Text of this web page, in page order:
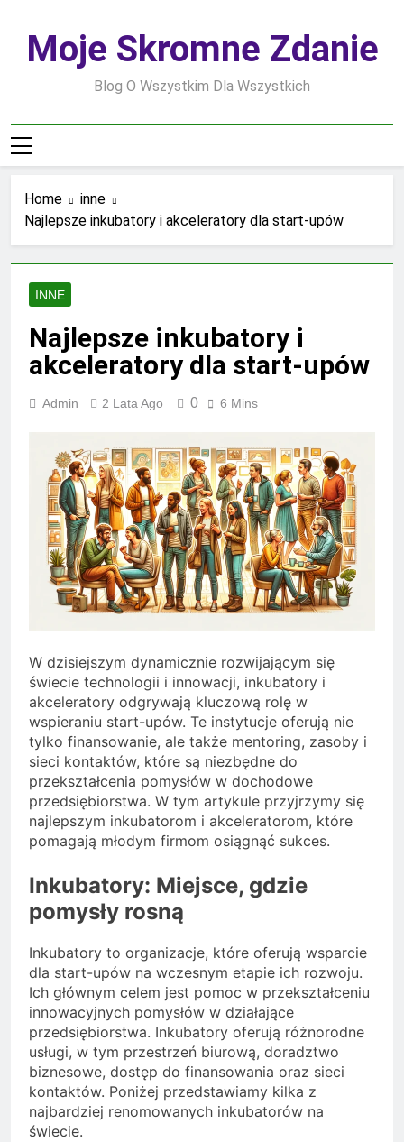
contentMoje Skromne Zdanie
Blog O Wszystkim Dla Wszystkich
Home
inne
Najlepsze inkubatory i akceleratory dla start-upów
INNE
Najlepsze inkubatory i
akceleratory dla start-upów
Admin 2 Lata Ago 0 6 Mins
W dzisiejszym dynamicznie rozwijającym się
świecie technologii i innowacji, inkubatory i
akceleratory odgrywają kluczową rolę w
wspieraniu start-upów. Te instytucje oferują nie
tylko finansowanie, ale także mentoring, zasoby i
sieci kontaktów, które są niezbędne do
przekształcenia pomysłów w dochodowe
przedsiębiorstwa. W tym artykule przyjrzymy się
najlepszym inkubatorom i akceleratorom, które
pomagają młodym firmom osiągnąć sukces.
Inkubatory: Miejsce, gdzie
pomysły rosną
Inkubatory to organizacje, które oferują wsparcie
dla start-upów na wczesnym etapie ich rozwoju.
Ich głównym celem jest pomoc w przekształceniu
innowacyjnych pomysłów w działające
przedsiębiorstwa. Inkubatory oferują różnorodne
usługi, w tym przestrzeń biurową, doradztwo
biznesowe, dostęp do finansowania oraz sieci
kontaktów. Poniżej przedstawiamy kilka z
najbardziej renomowanych inkubatorów na
świecie.